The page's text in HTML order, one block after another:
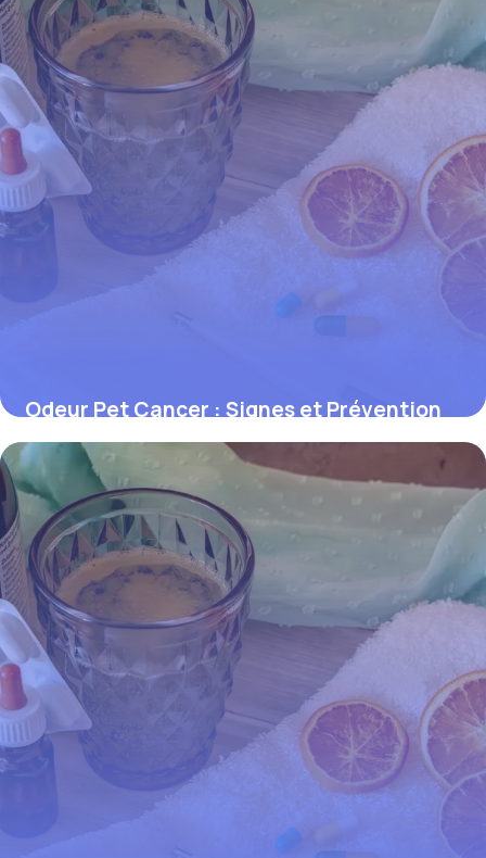
Odeur Pet Cancer : Signes et Prévention
1 juin 2026